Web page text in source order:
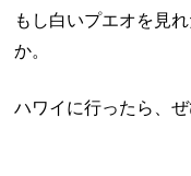
もし白いプエオを見
か。
ハワイに行ったら、